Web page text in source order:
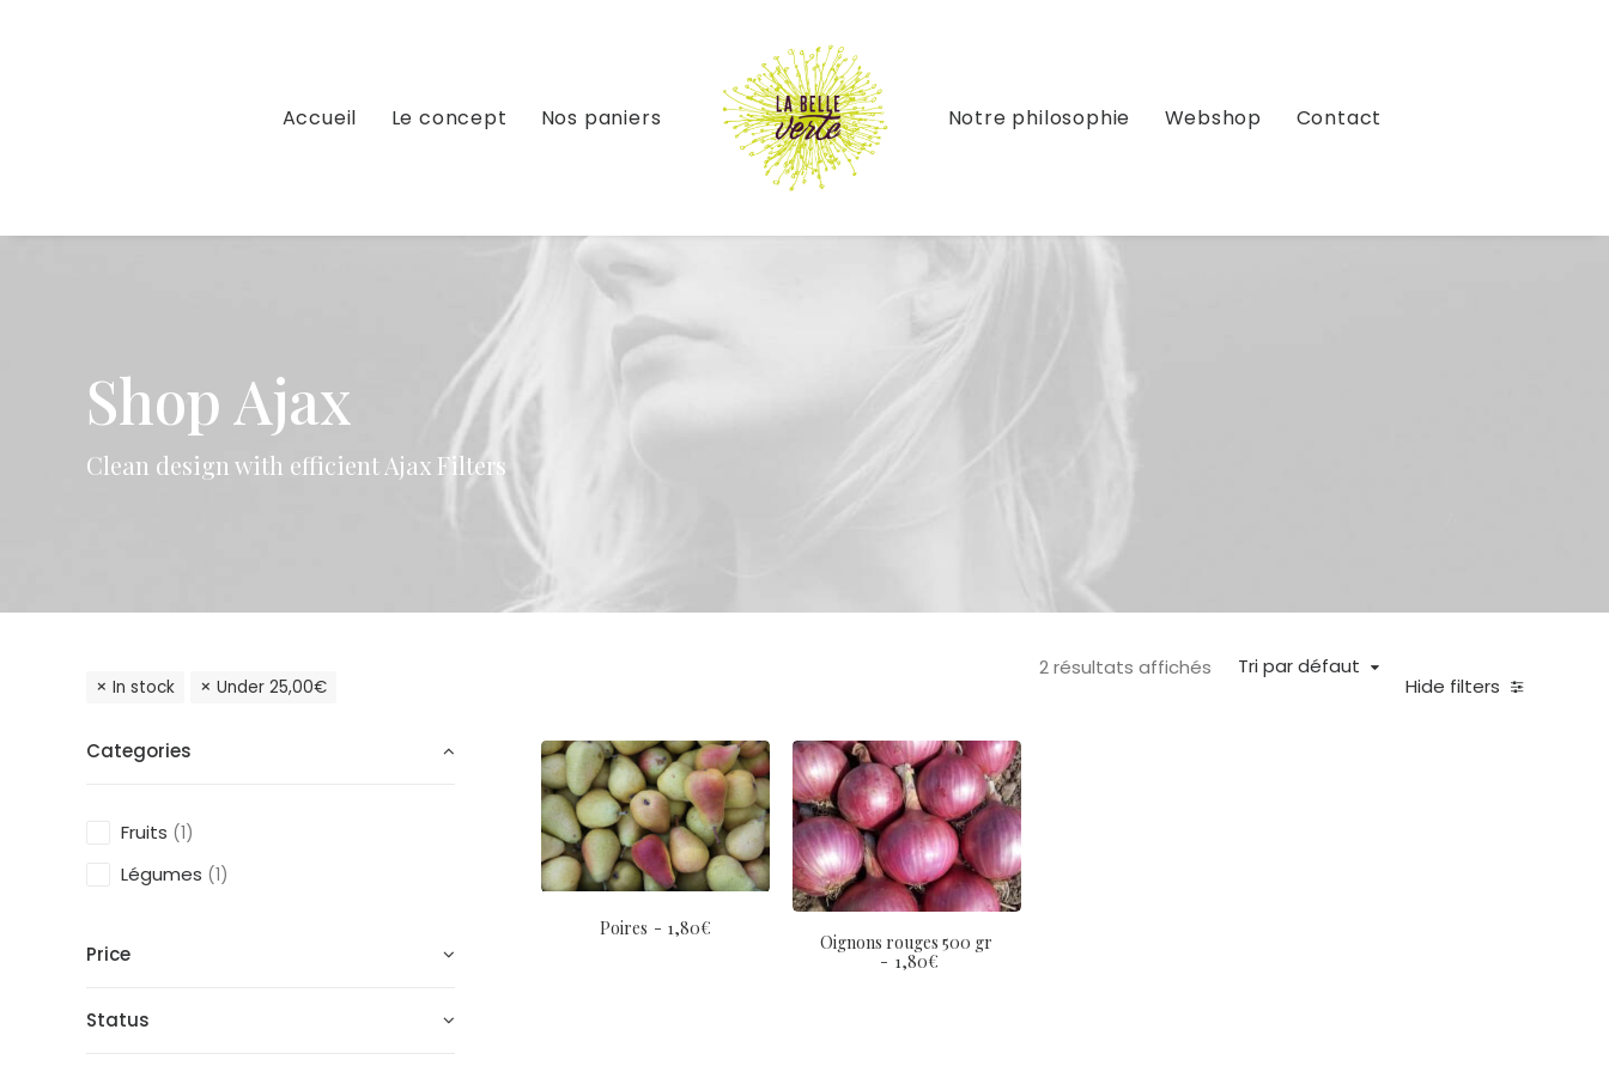
Accueil Le concept Nos paniers Notre philosophie Webshop Contact
Shop Ajax
Clean design with efficient Ajax Filters
Hide filters
Tri par défaut
2 résultats affichés
In stock Under 25,00€
Categories
Fruits (1)
Légumes (1)
Price
Status
Poires 1,80€
Oignons rouges 500 gr
1,80€